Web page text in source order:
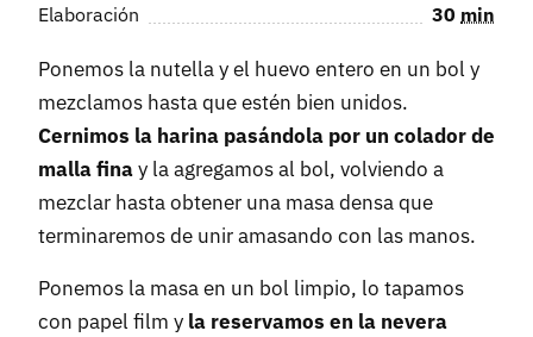
Elaboración
30 min
Ponemos la nutella y el huevo entero en un bol y
mezclamos hasta que estén bien unidos.
Cernimos la harina pasándola por un colador de
malla finay la agregamos al bol, volviendo a
mezclar hasta obtener una masa densa que
terminaremos de unir amasando con las manos.
Ponemos la masa en un bol limpio, lo tapamos
con papel film y la reservamos en la nevera